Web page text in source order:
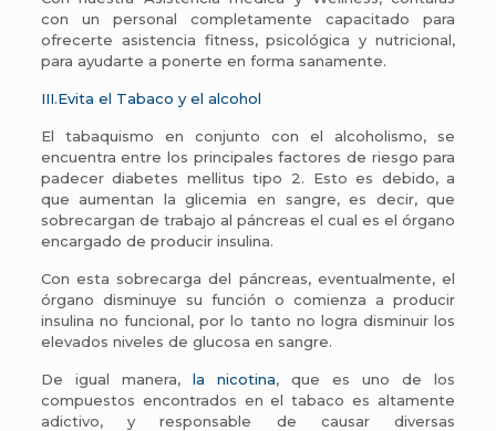
con un personal completamente capacitado para
ofrecerte asistencia fitness, psicológica y nutricional,
para ayudarte a ponerte en forma sanamente.
III.Evita el Tabaco y el alcohol
El tabaquismo en conjunto con el alcoholismo, se
encuentra entre los principales factores de riesgo para
padecer diabetes mellitus tipo 2. Esto es debido, a
que aumentan la glicemia en sangre, es decir, que
sobrecargan de trabajo al páncreas el cual es el órgano
encargado de producir insulina.
Con esta sobrecarga del páncreas, eventualmente, el
órgano disminuye su función o comienza a producir
insulina no funcional, por lo tanto no logra disminuir los
elevados niveles de glucosa en sangre.
De igual manera, la nicotina, que es uno de los
compuestos encontrados en el tabaco es altamente
adictivo, y responsable de causar diversas